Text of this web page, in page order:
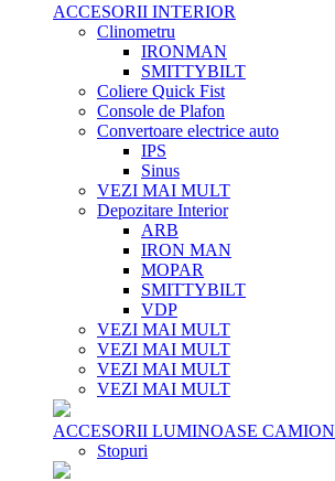
ACCESORII INTERIOR
Clinometru
IRONMAN
SMITTYBILT
Coliere Quick Fist
Console de Plafon
Convertoare electrice auto
IPS
Sinus
VEZI MAI MULT
Depozitare Interior
ARB
IRON MAN
MOPAR
SMITTYBILT
VDP
VEZI MAI MULT
VEZI MAI MULT
VEZI MAI MULT
VEZI MAI MULT
ACCESORII LUMINOASE CAMION
Stopuri